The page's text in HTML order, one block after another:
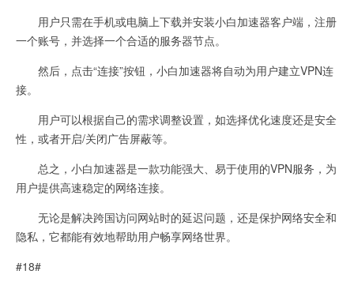
用户只需在手机或电脑上下载并安装小白加速器客户端，注册
一个账号，并选择一个合适的服务器节点。
然后，点击“连接”按钮，小白加速器将自动为用户建立VPN连
接。
用户可以根据自己的需求调整设置，如选择优化速度还是安全
性，或者开启/关闭广告屏蔽等。
总之，小白加速器是一款功能强大、易于使用的VPN服务，为
用户提供高速稳定的网络连接。
无论是解决跨国访问网站时的延迟问题，还是保护网络安全和
隐私，它都能有效地帮助用户畅享网络世界。
#18#